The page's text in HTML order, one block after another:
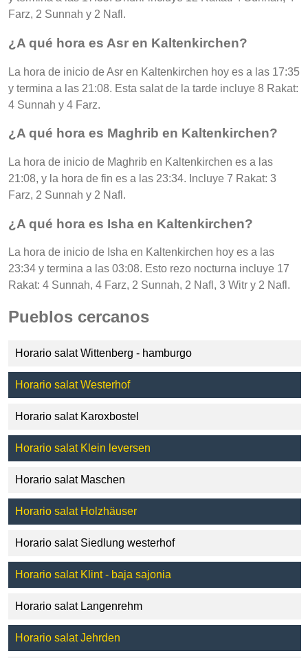
Farz, 2 Sunnah y 2 Nafl.
¿A qué hora es Asr en Kaltenkirchen?
La hora de inicio de Asr en Kaltenkirchen hoy es a las 17:35
y termina a las 21:08. Esta salat de la tarde incluye 8 Rakat:
4 Sunnah y 4 Farz.
¿A qué hora es Maghrib en Kaltenkirchen?
La hora de inicio de Maghrib en Kaltenkirchen es a las
21:08, y la hora de fin es a las 23:34. Incluye 7 Rakat: 3
Farz, 2 Sunnah y 2 Nafl.
¿A qué hora es Isha en Kaltenkirchen?
La hora de inicio de Isha en Kaltenkirchen hoy es a las
23:34 y termina a las 03:08. Esto rezo nocturna incluye 17
Rakat: 4 Sunnah, 4 Farz, 2 Sunnah, 2 Nafl, 3 Witr y 2 Nafl.
Pueblos cercanos
Horario salat Wittenberg - hamburgo
Horario salat Westerhof
Horario salat Karoxbostel
Horario salat Klein leversen
Horario salat Maschen
Horario salat Holzhäuser
Horario salat Siedlung westerhof
Horario salat Klint - baja sajonia
Horario salat Langenrehm
Horario salat Jehrden